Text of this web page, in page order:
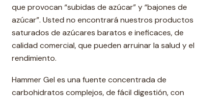
que provocan “subidas de azúcar” y “bajones de
azúcar”. Usted no encontrará nuestros productos
saturados de azúcares baratos e ineficaces, de
calidad comercial, que pueden arruinar la salud y el
rendimiento.
Hammer Gel es una fuente concentrada de
carbohidratos complejos, de fácil digestión, con